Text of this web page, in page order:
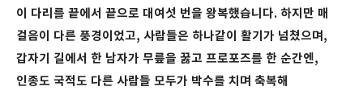
이 다리를 끝에서 끝으로 대여섯 번을 왕복했습니다. 하지만 매
걸음이 다른 풍경이었고, 사람들은 하나같이 활기가 넘쳤으며,
갑자기 길에서 한 남자가 무릎을 꿇고 프로포즈를 한 순간엔,
인종도 국적도 다른 사람들 모두가 박수를 치며 축복해